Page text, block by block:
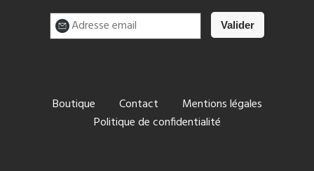
Boutique Contact
Mentions légales
Politique de confidentialité